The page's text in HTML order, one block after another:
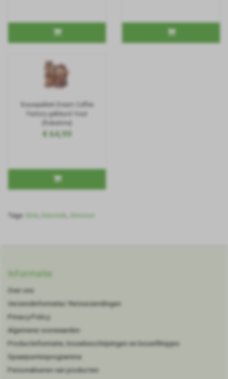
Bouwpakket Dream Coffee
Factory gekleurd- hout
(Robotime)
€ 64,99
Tags: klok klassiek dressoir
Informatie
Over ons
Verzendinformatie/ Retourzendingen
Privacy Policy
Algemene voorwaarden
Productinformatie, bouwbeschrijvingen en bouwfilmpjes
Spaarpuntenprogramma
Personaliseren van producten